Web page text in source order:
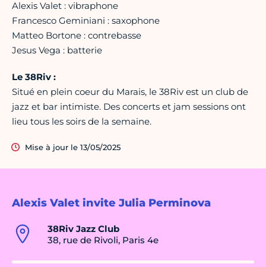
Alexis Valet invite Julia Perminova
38Riv Jazz Club
38, rue de Rivoli, Paris 4e
Alexis Valet : vibraphone
Francesco Geminiani : saxophone
Matteo Bortone : contrebasse
Jesus Vega : batterie
Le 38Riv :
Situé en plein coeur du Marais, le 38Riv est un club de
jazz et bar intimiste. Des concerts et jam sessions ont
lieu tous les soirs de la semaine.
Mise à jour le 13/05/2025